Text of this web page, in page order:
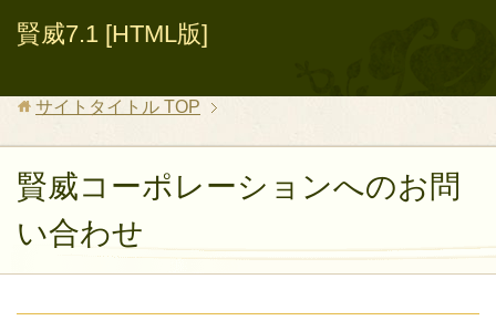
賢威7.1 [HTML版]
サイトタイトル TOP
賢威コーポレーションへのお問
い合わせ